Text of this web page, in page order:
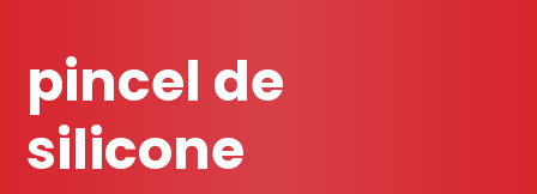
pincel de
silicone